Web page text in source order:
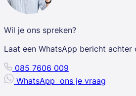
Wil je ons spreken?
Laat een WhatsApp bericht
085 7606 009
WhatsApp ons je vraag